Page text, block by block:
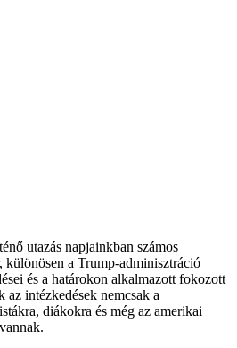
utazás napjainkban számos
különösen a Trump-adminisztráció
és a határokon alkalmazott fokozott
az intézkedések nemcsak a
diákokra és még az amerikai